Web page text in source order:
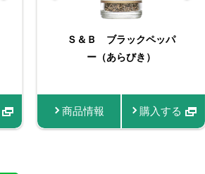
フレッシュハーブ ベビ
ーリーフ エンジョイパ
ック 袋
商品情報
袋入りマジックソルト
オリジナル
商品情報 購入する
Ｓ＆Ｂ ブラックペッパ
ー（あらびき）
商品情報 購入する